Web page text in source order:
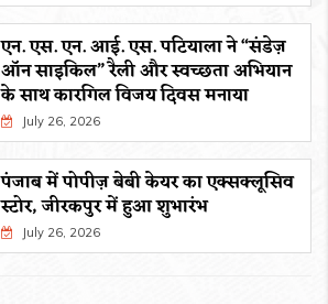
एन. एस. एन. आई. एस. पटियाला ने “संडेज़
ऑन साइकिल” रैली और स्वच्छता अभियान
के साथ कारगिल विजय दिवस मनाया
July 26, 2026
पंजाब में पोपीज़ बेबी केयर का एक्सक्लूसिव
स्टोर, जीरकपुर में हुआ शुभारंभ
July 26, 2026